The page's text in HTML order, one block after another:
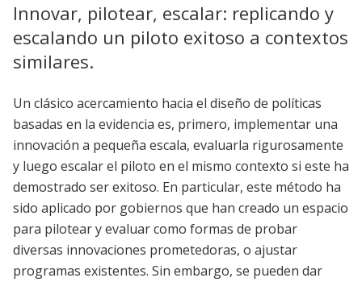
Innovar, pilotear, escalar: replicando y
escalando un piloto exitoso a contextos
similares.
Un clásico acercamiento hacia el diseño de políticas
basadas en la evidencia es, primero, implementar una
innovación a pequeña escala, evaluarla rigurosamente
y luego escalar el piloto en el mismo contexto si este ha
demostrado ser exitoso. En particular, este método ha
sido aplicado por gobiernos que han creado un espacio
para pilotear y evaluar como formas de probar
diversas innovaciones prometedoras, o ajustar
programas existentes. Sin embargo, se pueden dar